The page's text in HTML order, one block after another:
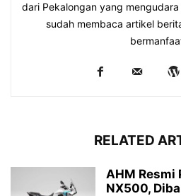
dari Pekalongan yang
sudah membaca artikel
RELATED
AHM Resmi
NX500,